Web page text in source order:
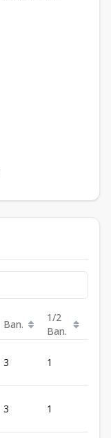
Ban.
1/2
Ban.
3 1
3 1